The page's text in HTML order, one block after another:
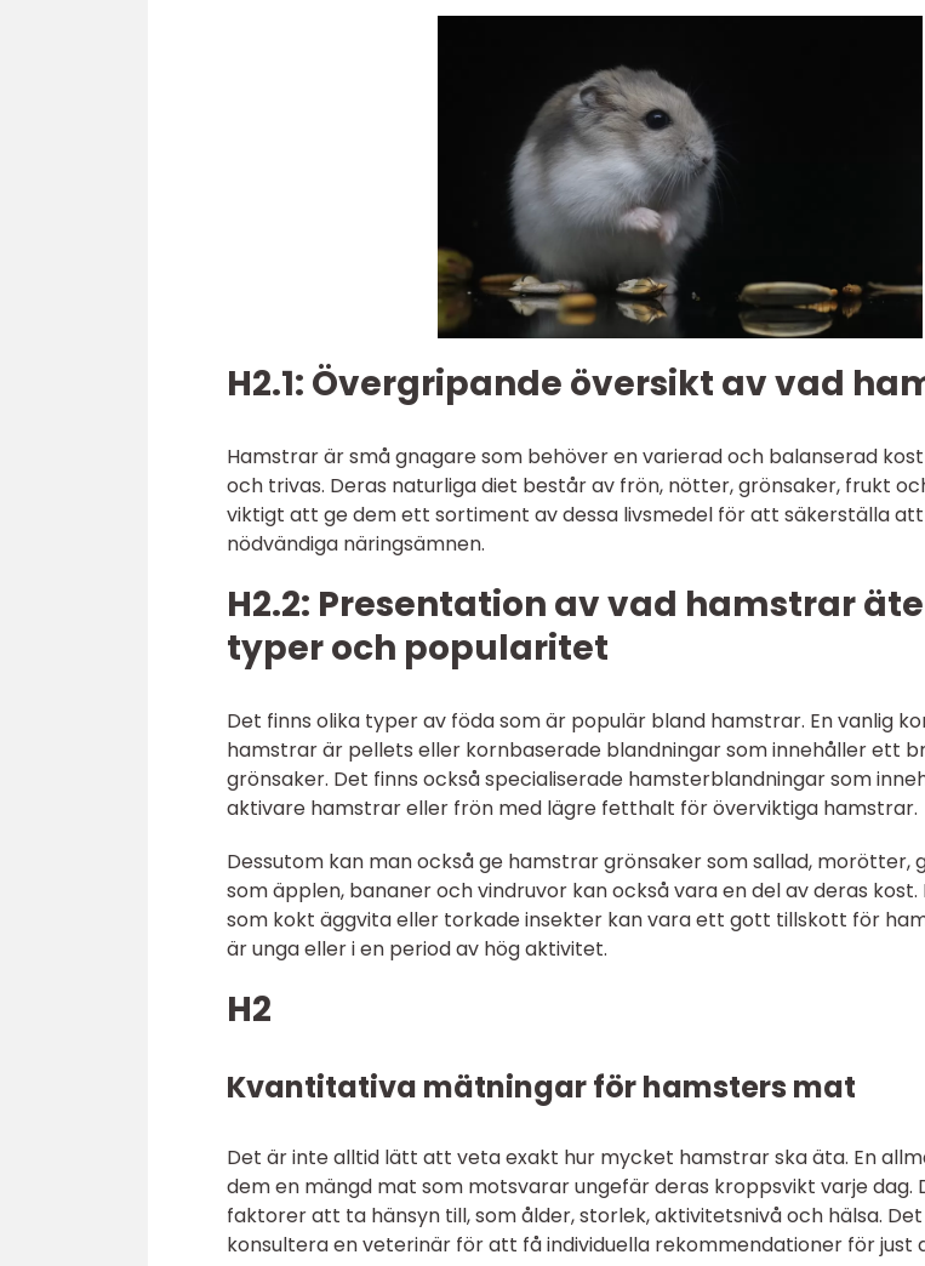
H2.1: Övergripande översikt av vad
Hamstrar är små gnagare som behöver en varierad och balanserad
och trivas. Deras naturliga diet består av frön, nötter, grönsaker, frukt
viktigt att ge dem ett sortiment av dessa livsmedel för att säkerställa
nödvändiga näringsämnen.
H2.2: Presentation av vad hamstrar
typer och popularitet
Det finns olika typer av föda som är populär bland hamstrar. En vanlig
hamstrar är pellets eller kornbaserade blandningar som innehåller ett
grönsaker. Det finns också specialiserade hamsterblandningar som
aktivare hamstrar eller frön med lägre fetthalt för överviktiga hamstrar.
Dessutom kan man också ge hamstrar grönsaker som sallad, morötter,
som äpplen, bananer och vindruvor kan också vara en del av deras
som kokt äggvita eller torkade insekter kan vara ett gott tillskott för
är unga eller i en period av hög aktivitet.
H2
Kvantitativa mätningar för hamsters mat
Det är inte alltid lätt att veta exakt hur mycket hamstrar ska äta. En
dem en mängd mat som motsvarar ungefär deras kroppsvikt varje dag.
faktorer att ta hänsyn till, som ålder, storlek, aktivitetsnivå och hälsa.
konsultera en veterinär för att få individuella rekommendationer för just